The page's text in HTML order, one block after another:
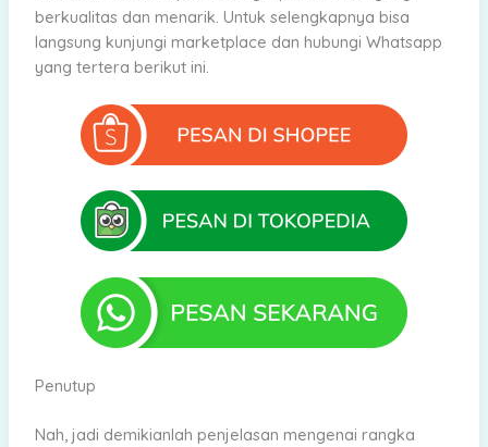
berkualitas dan menarik. Untuk selengkapnya bisa
langsung kunjungi marketplace dan hubungi Whatsapp
yang tertera berikut ini.
Penutup
Nah, jadi demikianlah penjelasan mengenai rangka